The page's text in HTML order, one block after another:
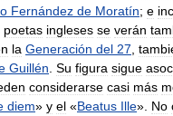
Fernández de Moratín; e
poetas ingleses se verán
la Generación del 27
Guillén Su figura sigue
considerarse casi más
diem» y el «Beatus Ille». No